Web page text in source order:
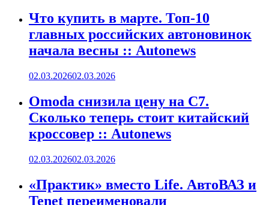
Что купить в марте. Топ-10
главных российских автоновинок
начала весны :: Autonews
02.03.202602.03.2026
Omoda снизила цену на C7.
Сколько теперь стоит китайский
кроссовер :: Autonews
02.03.202602.03.2026
«Практик» вместо Life. АвтоВАЗ и
Tenet переименовали